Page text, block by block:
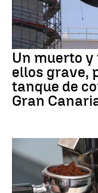
Un muerto y
ellos grave,
tanque de
Gran